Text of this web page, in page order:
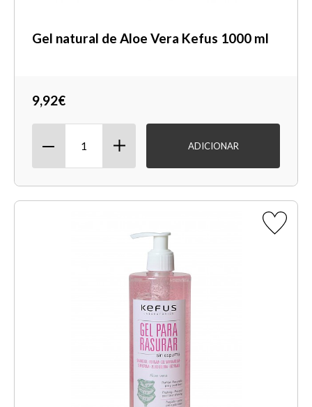
Gel natural de Aloe Vera Kefus 1000 ml
9,92€
ADICIONAR